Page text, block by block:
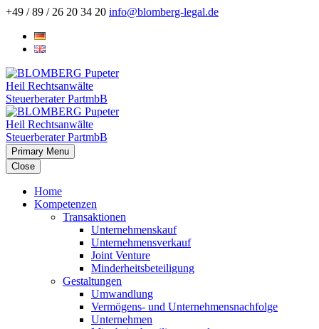
+49 / 89 / 26 20 34 20 info@blomberg-legal.de
Primary Menu
Close
Home
Kompetenzen
Transaktionen
Unternehmenskauf
Unternehmensverkauf
Joint Venture
Minderheitsbeteiligung
Gestaltungen
Umwandlung
Vermögens- und Unternehmensnachfolge
Unternehmen